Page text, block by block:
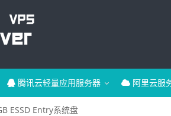
腾讯云轻量应用服务器 阿里云服
ESSD Entry系统盘